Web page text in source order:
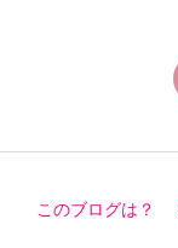
このブログは？